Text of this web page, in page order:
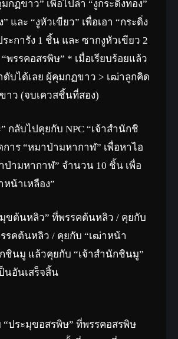
กฏขาว” เพื่อไปล่า “งูกระดิ่งทอง”
และ “งูหัวเขียว” เพื่อเอา “กระดิ่ง
ระการัง 1 ชิ้น และ ซากงูหัวเขียว 2
พรรคอสรพิษ” * เมื่อเรียบร้อยแล้ว
ดับได้เลย ผู้คุมกฏขาว > เฒ่าลูกคิด
าว (จบเควสชิ้นที่สอง)
กลับไปคุยกับ NPC “เจ้าสำนักชิ
าร “หมาป่ามหากาฬ” เพื่อหาไอ
ป่ามหากาฬ” จำนวน 10 ชิ้น เพื่อ
หน้าเหลือง”
ขต้นหลิว” ที่พรรคต้นหลิว / คุยกับ
รคต้นหลิว / คุยกับ “เฒ่าหน้า
ชินมู แล้วคุยกับ “เจ้าสำนักชินมู”
นอันเสร็จสิ้น
“ประมุขอสรพิษ” ที่พรรคอสรพิษ